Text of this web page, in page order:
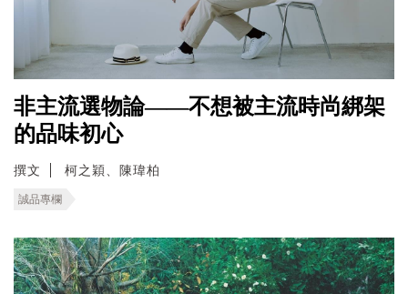
非主流選物論——不想被主流時尚綁架
的品味初心
撰文 柯之穎、陳瑋柏
誠品專欄